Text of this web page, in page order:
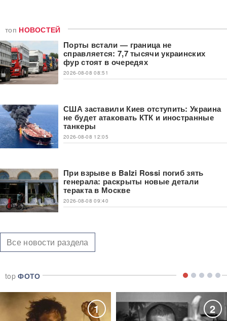
топ НОВОСТЕЙ
Порты встали — граница не
справляется: 7,7 тысячи украинских
фур стоят в очередях
2026-08-08 08:51
США заставили Киев отступить: Украина
не будет атаковать КТК и иностранные
танкеры
2026-08-08 12:05
При взрыве в Balzi Rossi погиб зять
генерала: раскрыты новые детали
теракта в Москве
2026-08-08 09:40
Все новости раздела
topФОТО
1 2